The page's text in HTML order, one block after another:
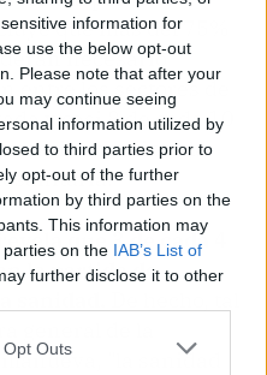
information for
use the below opt-out
Please note that after your
may continue seeing
information utilized by
to third parties prior to
opt-out of the further
by third parties on the
This information may
on the IAB’s List of
further disclose it to other
Outs
que más del 75%
necesario
entre los sectores de
y casi 8 de cada 10
coordinar la
que 3 de cada 4
la partida de
"la sanidad